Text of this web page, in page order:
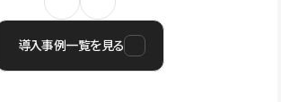
導入事例一覧を見る